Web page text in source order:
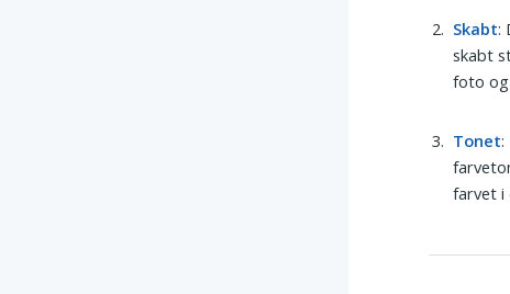
Skabt:
skabt
foto og
Tonet:
farvet i